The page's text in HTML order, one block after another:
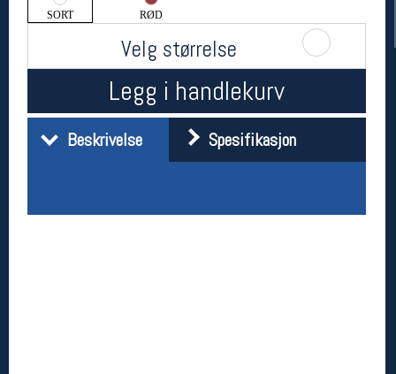
SORT RØD
Velg størrelse
Legg i handlekurv
Beskrivelse Spesifikasjon
Her finner du oss
0183 Oslo